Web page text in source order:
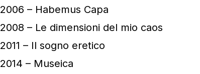
2006 – Habemus Capa
2008 – Le dimensioni del mio caos
2011 – Il sogno eretico
2014 – Museica